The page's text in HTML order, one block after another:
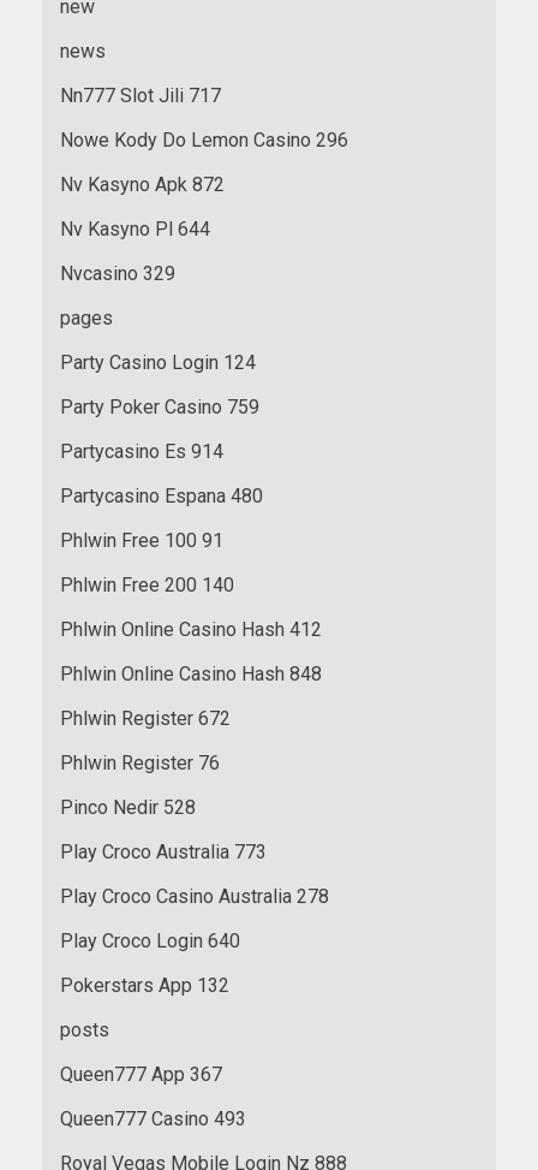
new
news
Nn777 Slot Jili 717
Nowe Kody Do Lemon Casino 296
Nv Kasyno Apk 872
Nv Kasyno Pl 644
Nvcasino 329
pages
Party Casino Login 124
Party Poker Casino 759
Partycasino Es 914
Partycasino Espana 480
Phlwin Free 100 91
Phlwin Free 200 140
Phlwin Online Casino Hash 412
Phlwin Online Casino Hash 848
Phlwin Register 672
Phlwin Register 76
Pinco Nedir 528
Play Croco Australia 773
Play Croco Casino Australia 278
Play Croco Login 640
Pokerstars App 132
posts
Queen777 App 367
Queen777 Casino 493
Royal Vegas Mobile Login Nz 888